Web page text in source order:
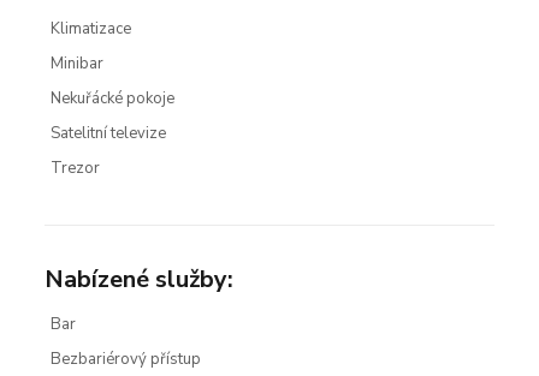
Klimatizace
Minibar
Nekuřácké pokoje
Satelitní televize
Trezor
Nabízené služby:
Bar
Bezbariérový přístup